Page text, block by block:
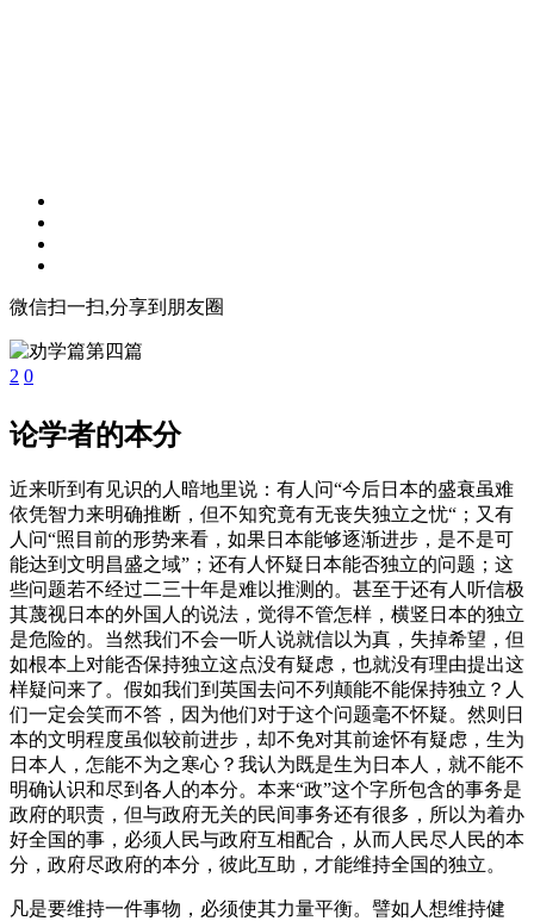
微信扫一扫,分享到朋友圈
2 0
论学者的本分
近来听到有见识的人暗地里说：有人问“今后日本的盛衰虽难
依凭智力来明确推断，但不知究竟有无丧失独立之忧“；又有
人问“照目前的形势来看，如果日本能够逐渐进步，是不是可
能达到文明昌盛之域”；还有人怀疑日本能否独立的问题；这
些问题若不经过二三十年是难以推测的。甚至于还有人听信极
其蔑视日本的外国人的说法，觉得不管怎样，横竖日本的独立
是危险的。当然我们不会一听人说就信以为真，失掉希望，但
如根本上对能否保持独立这点没有疑虑，也就没有理由提出这
样疑问来了。假如我们到英国去问不列颠能不能保持独立？人
们一定会笑而不答，因为他们对于这个问题毫不怀疑。然则日
本的文明程度虽似较前进步，却不免对其前途怀有疑虑，生为
日本人，怎能不为之寒心？我认为既是生为日本人，就不能不
明确认识和尽到各人的本分。本来“政”这个字所包含的事务是
政府的职责，但与政府无关的民间事务还有很多，所以为着办
好全国的事，必须人民与政府互相配合，从而人民尽人民的本
分，政府尽政府的本分，彼此互助，才能维持全国的独立。
凡是要维持一件事物，必须使其力量平衡。譬如人想维持健